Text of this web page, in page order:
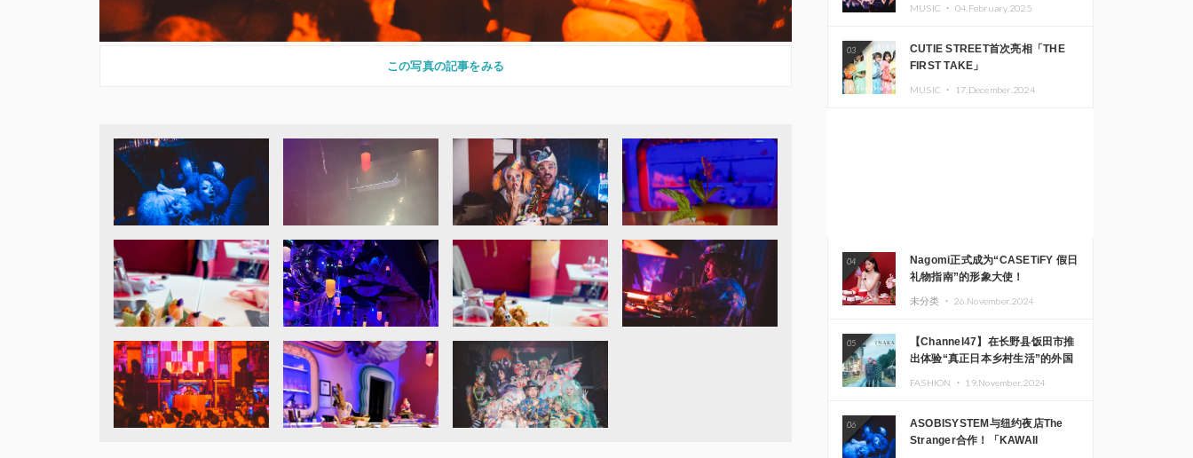
この写真の記事をみる
MUSIC ・ 04.February.2025
03
CUTIE STREET首次亮相「THE
FIRST TAKE」
MUSIC ・ 17.December.2024
04
Nagomi正式成为“CASETiFY 假日
礼物指南”的形象大使！
未分类 ・ 26.November.2024
05
【Channel47】在长野县饭田市推
出体验“真正日本乡村生活”的外国
FASHION ・ 19.November.2024
06
ASOBISYSTEM与纽约夜店The
Stranger合作！「KAWAII